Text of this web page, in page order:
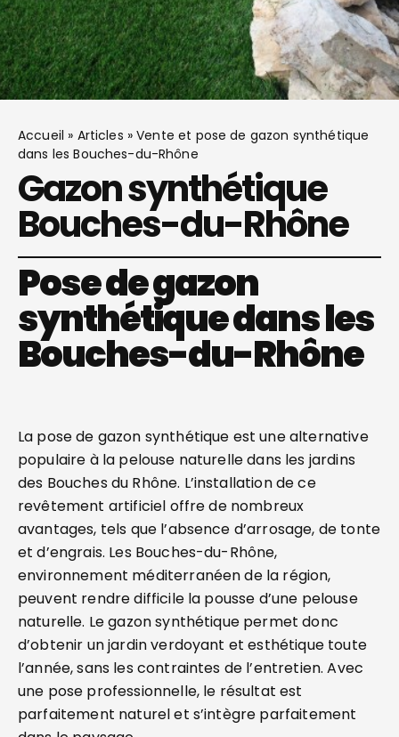
Accueil » Articles »Vente et pose de gazon synthétique
dans les Bouches-du-Rhône
Gazon synthétique
Bouches-du-Rhône
Pose de gazon
synthétique dans les
Bouches-du-Rhône
La pose de gazon synthétique est une alternative
populaire à la pelouse naturelle dans les jardins
des Bouches du Rhône. L’installation de ce
revêtement artificiel offre de nombreux
avantages, tels que l’absence d’arrosage, de tonte
et d’engrais. Les Bouches-du-Rhône,
environnement méditerranéen de la région,
peuvent rendre difficile la pousse d’une pelouse
naturelle. Le gazon synthétique permet donc
d’obtenir un jardin verdoyant et esthétique toute
l’année, sans les contraintes de l’entretien. Avec
une pose professionnelle, le résultat est
parfaitement naturel et s’intègre parfaitement